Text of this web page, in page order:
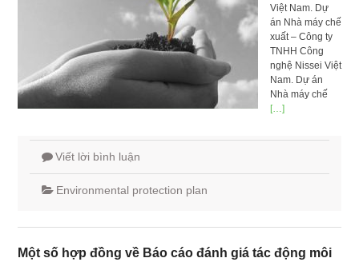
Việt Nam. Dự
án Nhà máy chế
xuất – Công ty
TNHH Công
nghệ Nissei Việt
Nam. Dự án
Nhà máy chế
[…]
Viết lời bình luận
Environmental protection plan
Một số hợp đồng về Báo cáo đánh giá tác động môi